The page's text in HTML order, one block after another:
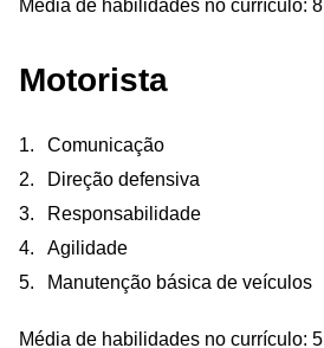
Média de habilidades no currículo: 8
Motorista
Comunicação
Direção defensiva
Responsabilidade
Agilidade
Manutenção básica de veículos
Média de habilidades no currículo: 5